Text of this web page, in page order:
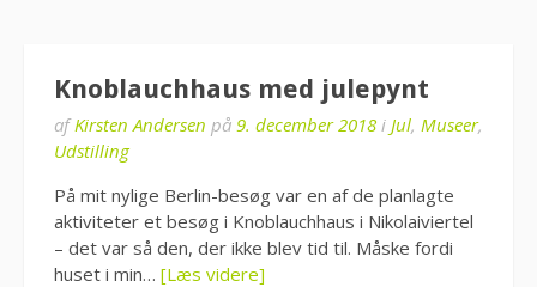
Knoblauchhaus med julepynt
afKirsten Andersen på 9. december 2018 i Jul, Museer,
Udstilling
På mit nylige Berlin-besøg var en af de planlagte
aktiviteter et besøg i Knoblauchhaus i Nikolaiviertel
– det var så den, der ikke blev tid til. Måske fordi
huset i min… [Læs videre]